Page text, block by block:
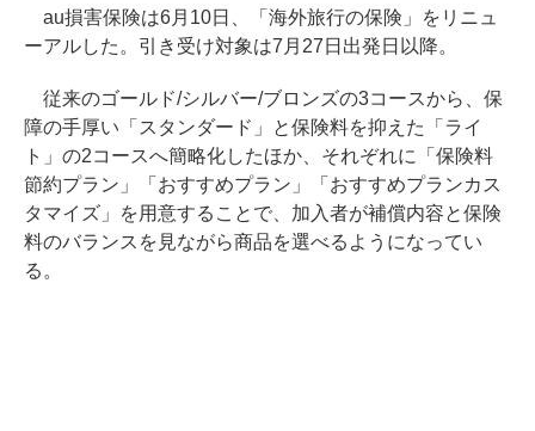
au損害保険は6月10日、「海外旅行の保険」をリニュ
ーアルした。引き受け対象は7月27日出発日以降。
従来のゴールド/シルバー/ブロンズの3コースから、保
障の手厚い「スタンダード」と保険料を抑えた「ライ
ト」の2コースへ簡略化したほか、それぞれに「保険料
節約プラン」「おすすめプラン」「おすすめプランカス
タマイズ」を用意することで、加入者が補償内容と保険
料のバランスを見ながら商品を選べるようになってい
る。